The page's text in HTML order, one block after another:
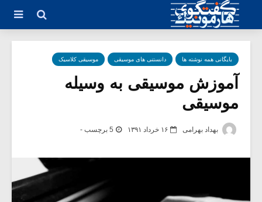
بایگانی همه نوشته ها دانستنی های موسیقی موسیقی کلاسیک
آموزش موسیقی به وسیله
موسیقی
بهداد بهرامی ۱۶ خرداد ۱۳۹۱ 5 برچسب -